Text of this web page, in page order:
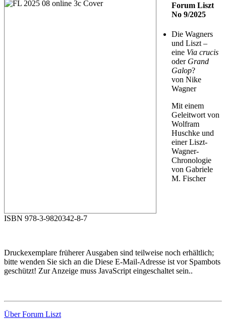
Forum Liszt
No 9/2025
Die Wagners
und Liszt –
eine Via crucis
oder Grand
Galop?
von Nike
Wagner
Mit einem
Geleitwort von
Wolfram
Huschke und
einer Liszt-
Wagner-
Chronologie
von Gabriele
M. Fischer
ISBN 978-3-9820342-8-7
Druckexemplare früherer Ausgaben sind teilweise noch erhältlich;
bitte wenden Sie sich an die Diese E-Mail-Adresse ist vor Spambots
geschützt! Zur Anzeige muss JavaScript eingeschaltet sein..
Über Forum Liszt